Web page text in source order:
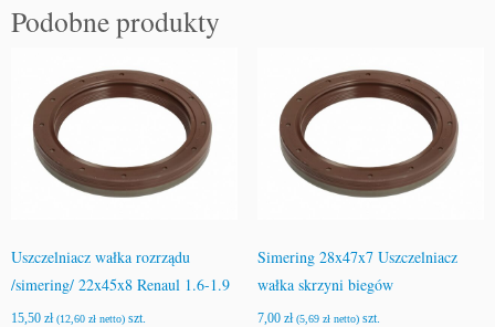
Podobne produkty
Uszczelniacz wałka rozrządu
/simering/ 22x45x8 Renaul 1.6-1.9
15,50 zł (12,60 zł netto) szt.
Simering 28x47x7 Uszczelniacz
wałka skrzyni biegów
7,00 zł (5,69 złnetto)szt.